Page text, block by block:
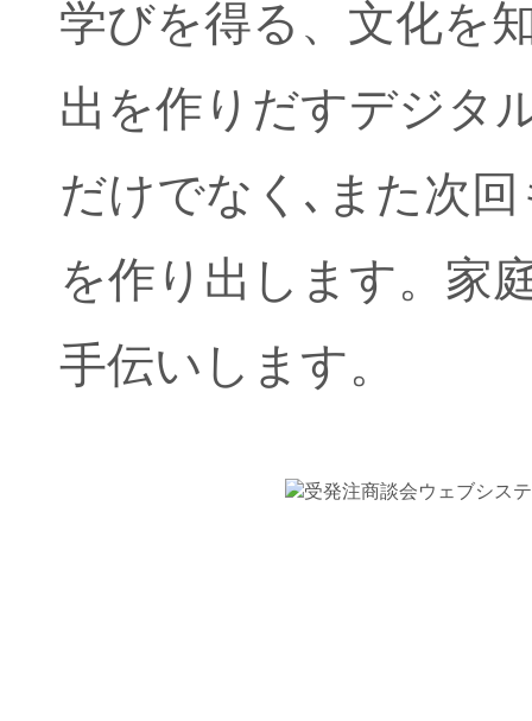
学びを得る、文化を
出を作りだすデジタ
だけでなく､また次
を作り出します。家
手伝いします。